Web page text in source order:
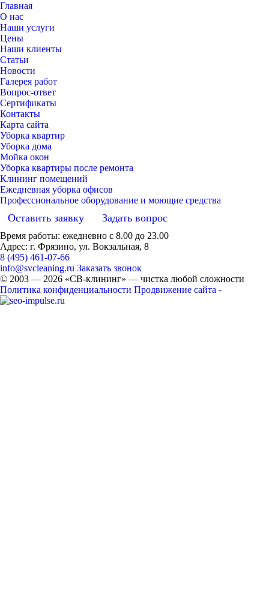
Главная
О нас
Наши услуги
Цены
Наши клиенты
Статьи
Новости
Галерея работ
Вопрос-ответ
Сертификаты
Контакты
Карта сайта
Уборка квартир
Уборка дома
Мойка окон
Уборка квартиры после ремонта
Клининг помещений
Ежедневная уборка офисов
Профессиональное оборудование и моющие средства
Оставить заявку Задать вопрос
Время работы: ежедневно с 8.00 до 23.00
Адрес: г. Фрязино, ул. Вокзальная, 8
8 (495) 461-07-66
info@svcleaning.ru Заказать звонок
© 2003 — 2026 «СВ-клининг» — чистка любой сложности
Политика конфиденциальности Продвижение сайта -